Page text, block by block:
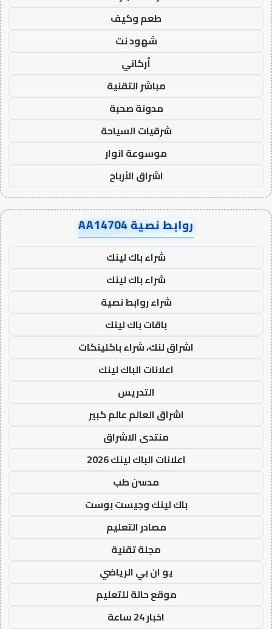
طعم وكيف
شهود نت
أركاني
مباشر التقنية
مدونة صحبة
شرقيات السياحة
موسوعة انوار
اشراق الأرباح
روابط نصية AA14704
شراء باك لينك
شراء باك لينك
شراء روابط نصية
باقات باك لينك
اشراق لنك، شراء باكلينكات
اعلانات الباك لينك
التدريس
اشراق العالم عالم كبير
منتدى الاشراق
اعلانات الباك لينك 2026
مدسن طب
باك لينك وجيست بوست
مصادر التعليم
مجلة تقنية
يو ان بي الرياضي
موقع حالة للتعليم
اخبار 24 ساعة